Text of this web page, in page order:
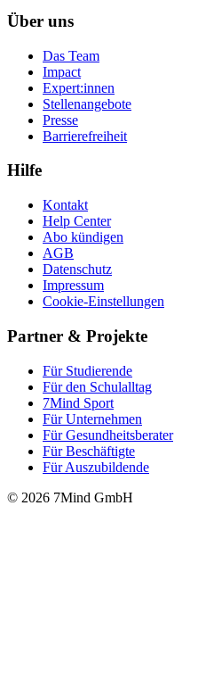
Über uns
Das Team
Impact
Expert:innen
Stellenangebote
Presse
Barrierefreiheit
Hilfe
Kontakt
Help Center
Abo kündigen
AGB
Datenschutz
Impressum
Cookie-Einstellungen
Partner & Projekte
Für Stu­die­rende
Für den Schulalltag
7Mind Sport
Für Unter­neh­men
Für Gesund­heits­be­ra­ter
Für Beschäftigte
Für Auszubildende
© 2026 7Mind GmbH